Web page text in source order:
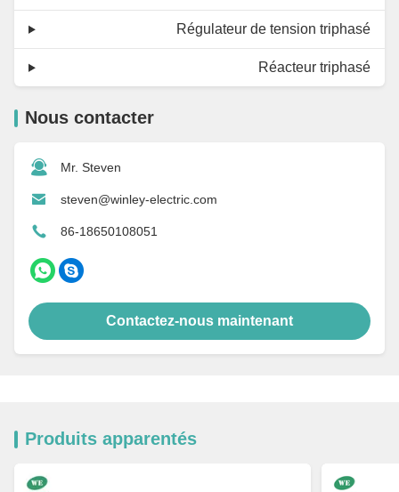
Régulateur de tension triphasé
Réacteur triphasé
Nous contacter
Mr. Steven
steven@winley-electric.com
86-18650108051
Contactez-nous maintenant
Produits apparentés